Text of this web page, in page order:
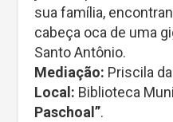
sua família,
cabeça oca de uma
Santo Antônio.
Mediação: Priscila
Local: Biblioteca
Paschoal”.